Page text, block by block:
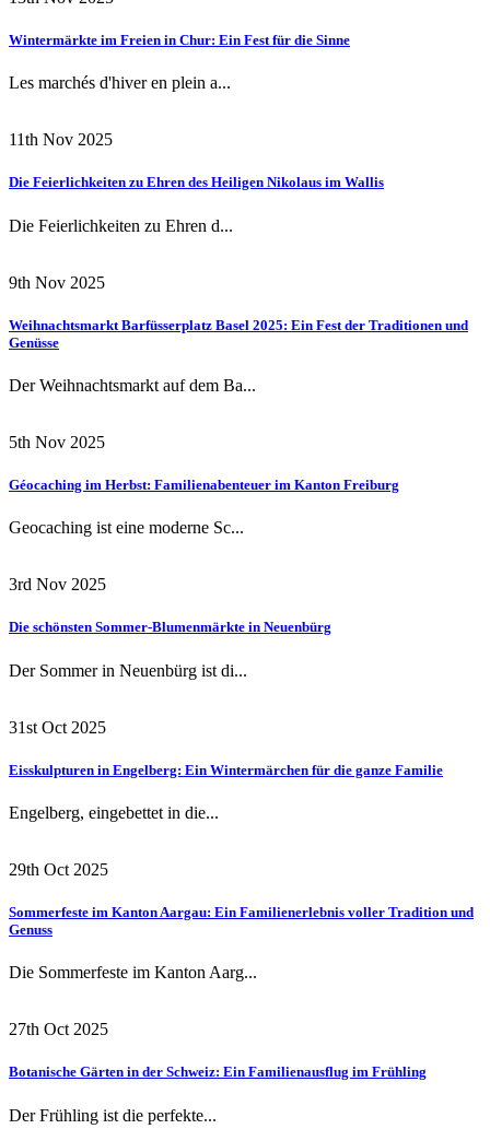
Wintermärkte im Freien in Chur: Ein Fest für die Sinne
Les marchés d'hiver en plein a...
11th Nov 2025
Die Feierlichkeiten zu Ehren des Heiligen Nikolaus im Wallis
Die Feierlichkeiten zu Ehren d...
9th Nov 2025
Weihnachtsmarkt Barfüsserplatz Basel 2025: Ein Fest der Traditionen und
Genüsse
Der Weihnachtsmarkt auf dem Ba...
5th Nov 2025
Géocaching im Herbst: Familienabenteuer im Kanton Freiburg
Geocaching ist eine moderne Sc...
3rd Nov 2025
Die schönsten Sommer-Blumenmärkte in Neuenbürg
Der Sommer in Neuenbürg ist di...
31st Oct 2025
Eisskulpturen in Engelberg: Ein Wintermärchen für die ganze Familie
Engelberg, eingebettet in die...
29th Oct 2025
Sommerfeste im Kanton Aargau: Ein Familienerlebnis voller Tradition und
Genuss
Die Sommerfeste im Kanton Aarg...
27th Oct 2025
Botanische Gärten in der Schweiz: Ein Familienausflug im Frühling
Der Frühling ist die perfekte...